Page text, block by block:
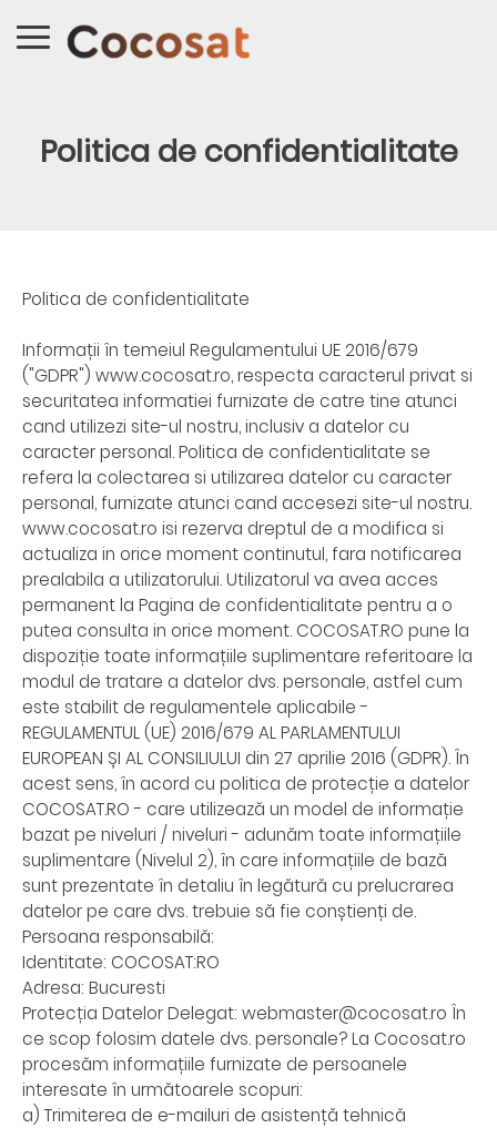
Politica de confidentialitate
Politica de confidentialitate
Informații în temeiul Regulamentului UE 2016/679
("GDPR") www.cocosat.ro, respecta caracterul privat si
securitatea informatiei furnizate de catre tine atunci
cand utilizezi site-ul nostru, inclusiv a datelor cu
caracter personal. Politica de confidentialitate se
refera la colectarea si utilizarea datelor cu caracter
personal, furnizate atunci cand accesezi site-ul nostru.
www.cocosat.ro isi rezerva dreptul de a modifica si
actualiza in orice moment continutul, fara notificarea
prealabila a utilizatorului. Utilizatorul va avea acces
permanent la Pagina de confidentialitate pentru a o
putea consulta in orice moment. COCOSAT.RO pune la
dispoziție toate informațiile suplimentare referitoare la
modul de tratare a datelor dvs. personale, astfel cum
este stabilit de regulamentele aplicabile -
REGULAMENTUL (UE) 2016/679 AL PARLAMENTULUI
EUROPEAN ȘI AL CONSILIULUI din 27 aprilie 2016 (GDPR). În
acest sens, în acord cu politica de protecție a datelor
COCOSAT.RO - care utilizează un model de informație
bazat pe niveluri / niveluri - adunăm toate informațiile
suplimentare (Nivelul 2), în care informațiile de bază
sunt prezentate în detaliu în legătură cu prelucrarea
datelor pe care dvs. trebuie să fie conștienți de.
Persoana responsabilă:
Identitate: COCOSAT:RO
Adresa: Bucuresti
Protecția Datelor Delegat: webmaster@cocosat.ro În
ce scop folosim datele dvs. personale? La Cocosat.ro
procesăm informațiile furnizate de persoanele
interesate în următoarele scopuri:
a) Trimiterea de e-mailuri de asistență tehnică